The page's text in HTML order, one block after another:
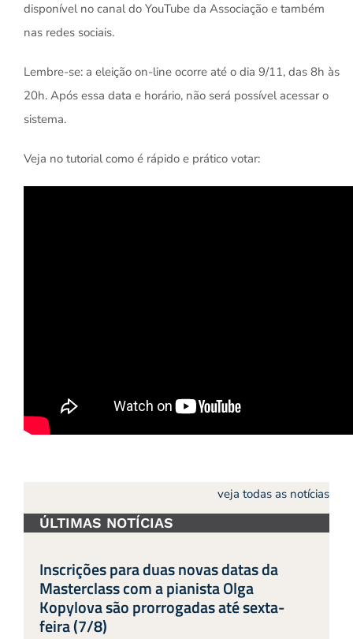
disponível no canal do YouTube da Associação e também
nas redes sociais.
Lembre-se: a eleição on-line ocorre até o dia 9/11, das 8h às
20h. Após essa data e horário, não será possível acessar o
sistema.
Veja no tutorial como é rápido e prático votar:
veja todas as notícias
ÚLTIMAS NOTÍCIAS
Inscrições para duas novas datas da
Masterclass com a pianista Olga
Kopylova são prorrogadas até sexta-
feira (7/8)